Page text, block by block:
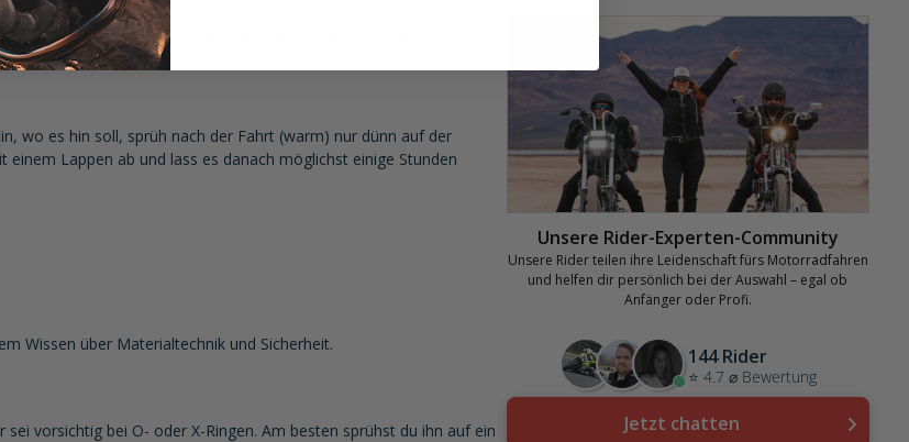
auf Sicherheit, Fahrspaß und eine vorausschauende Fahrweise.
🏍️🏍️
wo es hin soll, sprüh nach der Fahrt (warm) nur dünn auf der
Lappen ab und lass es danach möglichst einige Stunden
Wissen über Materialtechnik und Sicherheit.
vorsichtig bei O- oder X-Ringen. Am besten sprühst du ihn auf ein
Unsere Rider-Experten-Community
Unsere Rider teilen ihre Leidenschaft fürs Motorradfahren
und helfen dir persönlich bei der Auswahl – egal ob
Anfänger oder Profi.
144 Rider
⭐ 4.7 ⌀ Bewertung
Jetzt chatten